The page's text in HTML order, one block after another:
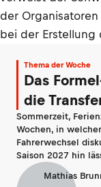
der
bei der Erstellung
Thema der Woche
Das
die
Sommerzeit,
Wochen, in
Fahrerwechsel
Saison 2027 hin
Mathias